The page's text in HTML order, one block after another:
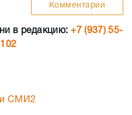
Комментарии
в редакцию: +7 (937) 55-
СМИ2